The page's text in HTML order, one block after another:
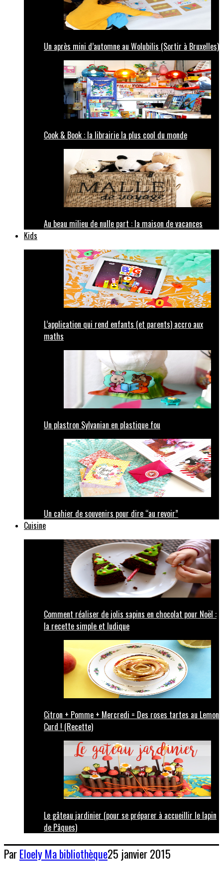
Un après mini d’automne au Wolubilis (Sortir à Bruxelles)
Cook & Book : la librairie la plus cool du monde
Au beau milieu de nulle part : la maison de vacances
Kids
L’application qui rend enfants (et parents) accro aux
maths
Un plastron Sylvanian en plastique fou
Un cahier de souvenirs pour dire “au revoir”
Cuisine
Comment réaliser de jolis sapins en chocolat pour Noël :
la recette simple et ludique
Citron + Pomme + Mercredi = Des roses tartes au Lemon
Curd ! (Recette)
Le gâteau jardinier (pour se préparer à accueillir le lapin
de Pâques)
ParEloelyMa bibliothèque25 janvier 2015